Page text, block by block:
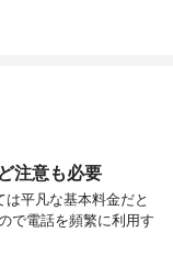
注意も必要
平凡な基本料金だと
で電話を頻繁に利用す